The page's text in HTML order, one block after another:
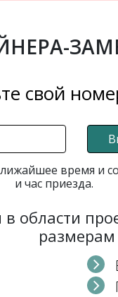
свой
время и
и час приезда.
области
размерам